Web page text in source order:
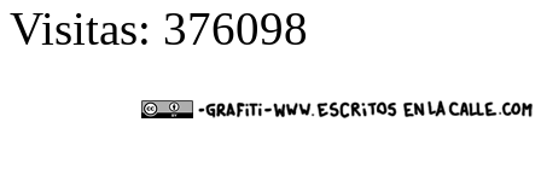
Visitas: 376098